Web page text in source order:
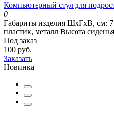
Компьютерный стул для
0
Габариты изделия ШхГхВ, см:
пластик, металл Высота
Под заказ
100 руб.
Заказать
Новинка